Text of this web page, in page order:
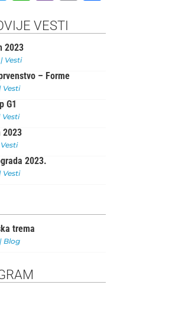
it
te
r
at
A
p
e ai ar
VESTI
2023
| Vesti
– Forme
| Vesti
G1
Vesti
2023
Vesti
2023.
| Vesti
trema
| Blog